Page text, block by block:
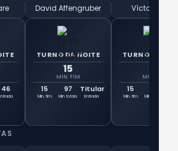
46
David Affengruber
TURNO DA NOITE
15
MIN. FIM
15
Min. fim
97
Min totais
Titular
Entrada
Víctor Chust
TURNO DA
MIN. FIM
15
Min. fim Min totais